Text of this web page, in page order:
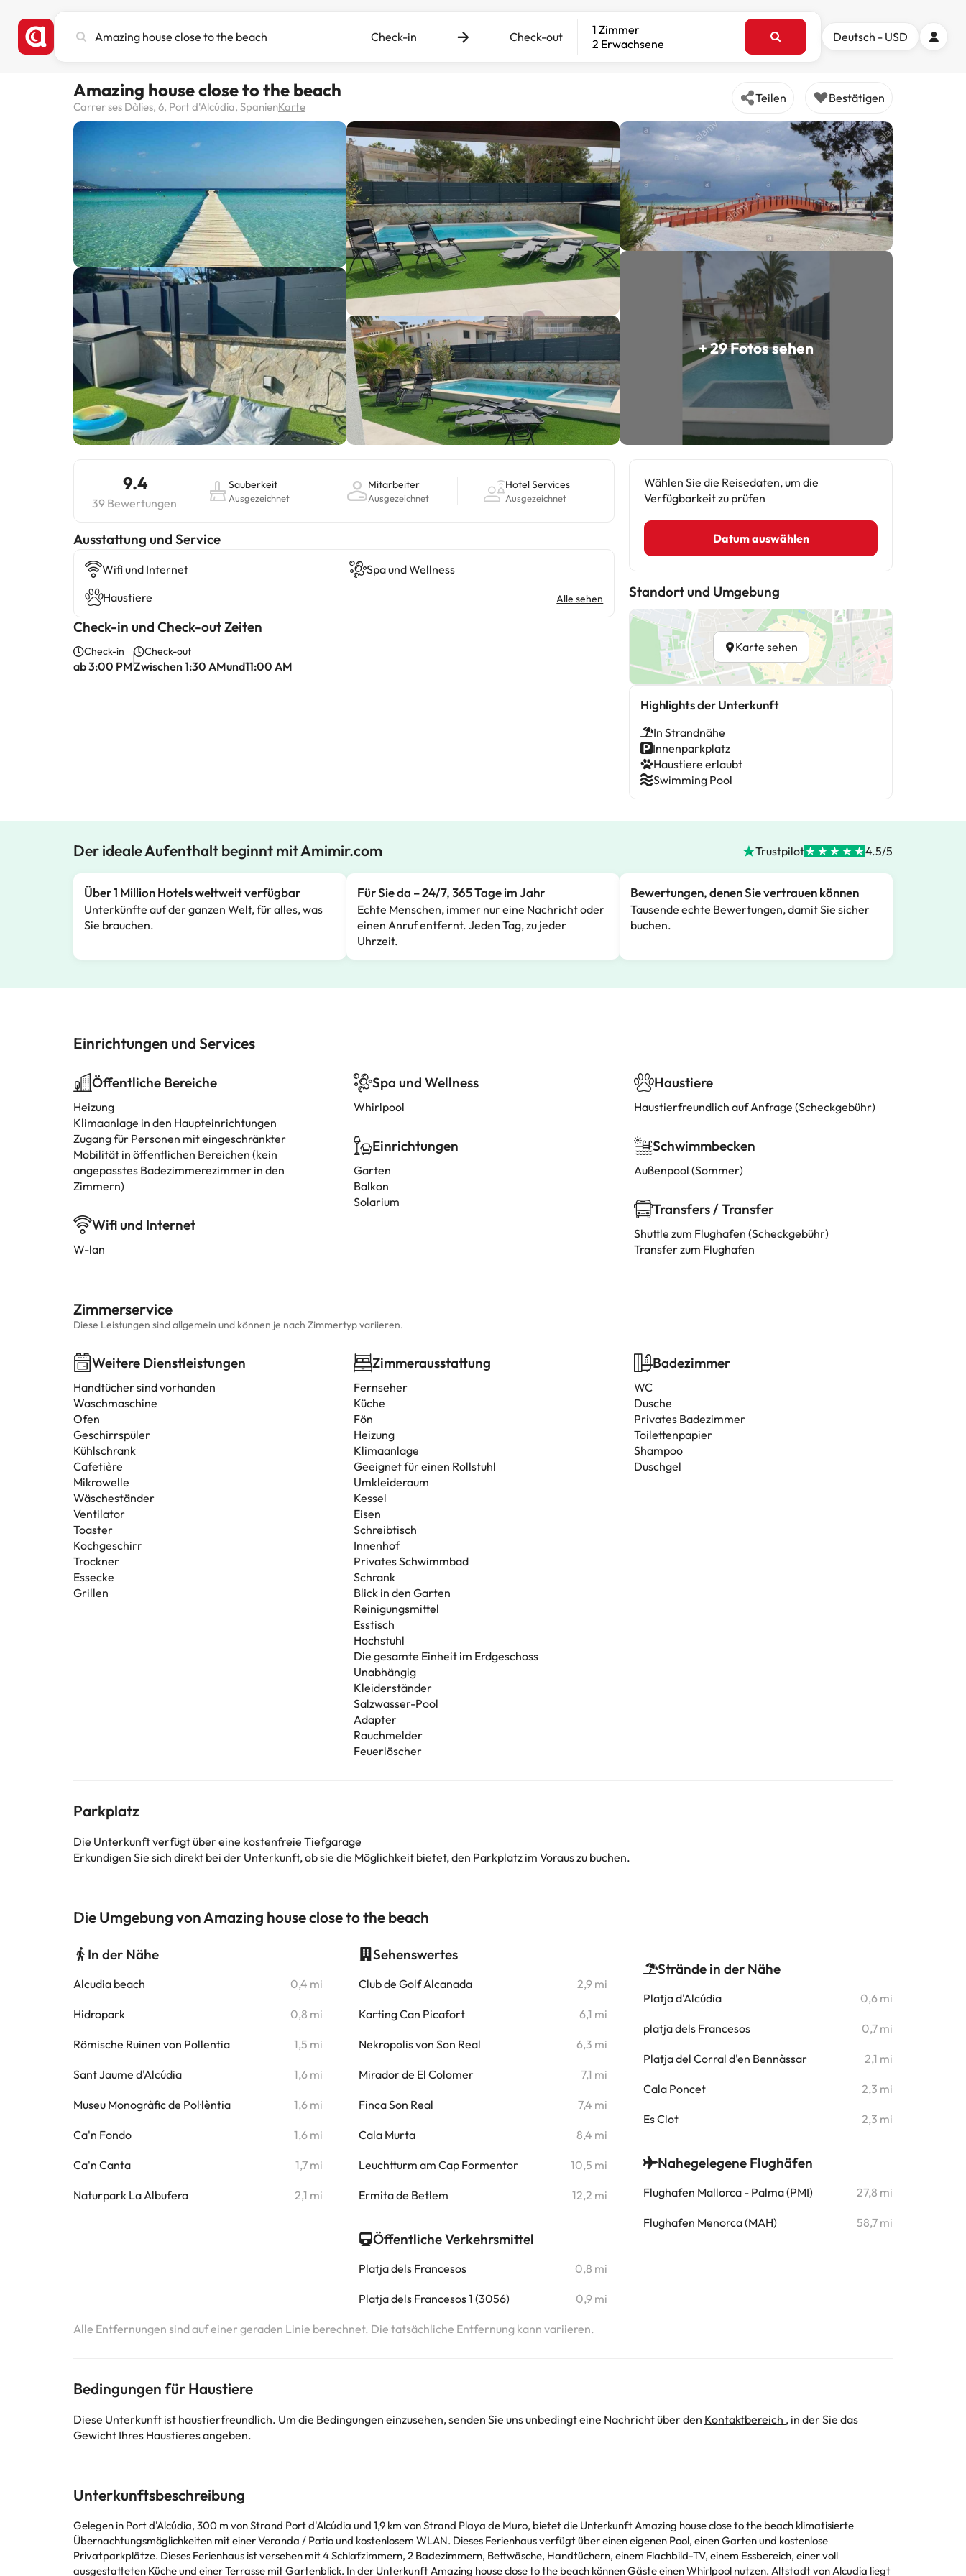
Hotel
eingeben
Check-in Check-out
1 Zimmer
2 Erwachsene
Deutsch - USD
Amazing house close to the beach
Carrer ses Dàlies, 6, Port d'Alcúdia, SpanienKarte
Teilen Bestätigen
+ 29 Fotos sehen
9.4
39 Bewertungen
Sauberkeit
Ausgezeichnet
Mitarbeiter
Ausgezeichnet
Hotel Services
Ausgezeichnet
​Ausstattung und Service
Wifi und Internet
Spa und Wellness
Haustiere
Alle sehen
Check-in und Check-out Zeiten
Check-in
ab 3:00 PM
Check-out
Zwischen 1:30 AMund11:00 AM
Wählen Sie die Reisedaten, um die
Verfügbarkeit zu prüfen
Datum auswählen
Standort und Umgebung
Karte sehen
Highlights der Unterkunft
In Strandnähe
Innenparkplatz
Haustiere erlaubt
Swimming Pool
Der ideale Aufenthalt beginnt mit Amimir.com Trustpilot 4.5/5
Über 1 Million Hotels weltweit verfügbar
Unterkünfte auf der ganzen Welt, für alles, was
Sie brauchen.
Für Sie da – 24/7, 365 Tage im Jahr
Echte Menschen, immer nur eine Nachricht oder
einen Anruf entfernt. Jeden Tag, zu jeder
Uhrzeit.
Bewertungen, denen Sie vertrauen können
Tausende echte Bewertungen, damit Sie sicher
buchen.
Einrichtungen und Services
Öffentliche Bereiche
Heizung
Klimaanlage in den Haupteinrichtungen
Zugang für Personen mit eingeschränkter
Mobilität in öffentlichen Bereichen (kein
angepasstes Badezimmerezimmer in den
Zimmern)
Wifi und Internet
W-lan
Spa und Wellness
Whirlpool
Einrichtungen
Garten
Balkon
Solarium
Haustiere
Haustierfreundlich auf Anfrage (Scheckgebühr)
Schwimmbecken
Außenpool (Sommer)
Transfers / Transfer
Shuttle zum Flughafen (Scheckgebühr)
Transfer zum Flughafen
Zimmerservice
Diese Leistungen sind allgemein und können je nach Zimmertyp variieren.
Weitere Dienstleistungen
Handtücher sind vorhanden
Waschmaschine
Ofen
Geschirrspüler
Kühlschrank
Cafetière
Mikrowelle
Wäscheständer
Ventilator
Toaster
Kochgeschirr
Trockner
Essecke
Grillen
Zimmerausstattung
Fernseher
Küche
Fön
Heizung
Klimaanlage
Geeignet für einen Rollstuhl
Umkleideraum
Kessel
Eisen
Schreibtisch
Innenhof
Privates Schwimmbad
Schrank
Blick in den Garten
Reinigungsmittel
Esstisch
Hochstuhl
Die gesamte Einheit im Erdgeschoss
Unabhängig
Kleiderständer
Salzwasser-Pool
Adapter
Rauchmelder
Feuerlöscher
Badezimmer
WC
Dusche
Privates Badezimmer
Toilettenpapier
Shampoo
Duschgel
Parkplatz
Die Unterkunft verfügt über eine kostenfreie Tiefgarage
Erkundigen Sie sich direkt bei der Unterkunft, ob sie die Möglichkeit bietet, den Parkplatz im Voraus zu buchen.
Die Umgebung von Amazing house close to the beach
In der Nähe
Alcudia beach 0,4 mi
Hidropark 0,8 mi
Römische Ruinen von Pollentia 1,5 mi
Sant Jaume d'Alcúdia 1,6 mi
Museu Monogràfic de Pol·lèntia 1,6 mi
Ca'n Fondo 1,6 mi
Ca'n Canta 1,7 mi
Naturpark La Albufera 2,1 mi
Sehenswertes
Club de Golf Alcanada 2,9 mi
Karting Can Picafort 6,1 mi
Nekropolis von Son Real 6,3 mi
Mirador de El Colomer 7,1 mi
Finca Son Real 7,4 mi
Cala Murta 8,4 mi
Leuchtturm am Cap Formentor 10,5 mi
Ermita de Betlem 12,2 mi
Öffentliche Verkehrsmittel
Platja dels Francesos 0,8 mi
Platja dels Francesos 1 (3056) 0,9 mi
Strände in der Nähe
Platja d'Alcúdia 0,6 mi
platja dels Francesos 0,7 mi
Platja del Corral d'en Bennàssar 2,1 mi
Cala Poncet 2,3 mi
Es Clot 2,3 mi
Nahegelegene Flughäfen
Flughafen Mallorca - Palma (PMI) 27,8 mi
Flughafen Menorca (MAH) 58,7 mi
Alle Entfernungen sind auf einer geraden Linie berechnet. Die tatsächliche Entfernung kann variieren.
Bedingungen für Haustiere
Diese Unterkunft ist haustierfreundlich. Um die Bedingungen einzusehen, senden Sie uns unbedingt eine Nachricht über den Kontaktbereich , in der Sie das
Gewicht Ihres Haustieres angeben.
Unterkunftsbeschreibung
Gelegen in Port d'Alcúdia, 300 m von Strand Port d'Alcúdia und 1,9 km von Strand Playa de Muro, bietet die Unterkunft Amazing house close to the beach klimatisierte
Übernachtungsmöglichkeiten mit einer Veranda / Patio und kostenlosem WLAN. Dieses Ferienhaus verfügt über einen eigenen Pool, einen Garten und kostenlose
Privatparkplätze. Dieses Ferienhaus ist versehen mit 4 Schlafzimmern, 2 Badezimmern, Bettwäsche, Handtüchern, einem Flachbild-TV, einem Essbereich, einer voll
ausgestatteten Küche und einer Terrasse mit Gartenblick. In der Unterkunft Amazing house close to the beach können Gäste einen Whirlpool nutzen. Altstadt von Alcudia liegt